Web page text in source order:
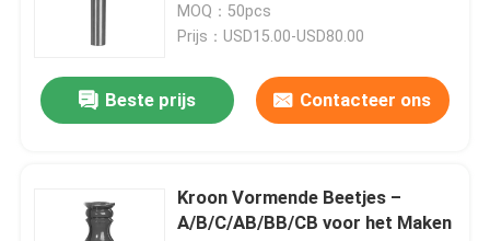
Hardmetalen wisselplaatgereedschap
CNC Snijdend Beetje
Saaie boren
MOQ：50pcs
Prijs：USD15.00-USD80.00
Beste prijs Contacteer ons
Kroon Vormende Beetjes –
A/B/C/AB/BB/CB voor het Maken